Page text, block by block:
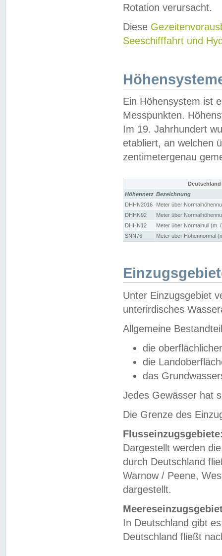
Rotation verursacht.
Diese
Seeschifffahrt und
Ein Höhensystem ist
Messpunkten.
Im 19. Jahrhundert
etabliert, an welchen
zentimetergenau
Höhennetz Bezeichnung
DHHN2016
Meter über
DHHN92
Meter über
DHHN12
Meter über Normalnull (m.
SNN76
Meter über Höhennormal
Unter Einzugsgebiet
unterirdisches
Allgemeine
die
die
das
Jedes Gewässer hat
Die Grenze des
Dargestellt werden
durch Deutschland
Warnow / Peene,
dargestellt.
In Deutschland gibt
Deutschland fließt